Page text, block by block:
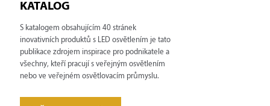
KATALOG
S katalogem obsahujícím 40 stránek
inovativních produktů s LED osvětlením je tato
publikace zdrojem inspirace pro podnikatele a
všechny, kteří pracují s veřejným osvětlením
nebo ve veřejném osvětlovacím průmyslu.